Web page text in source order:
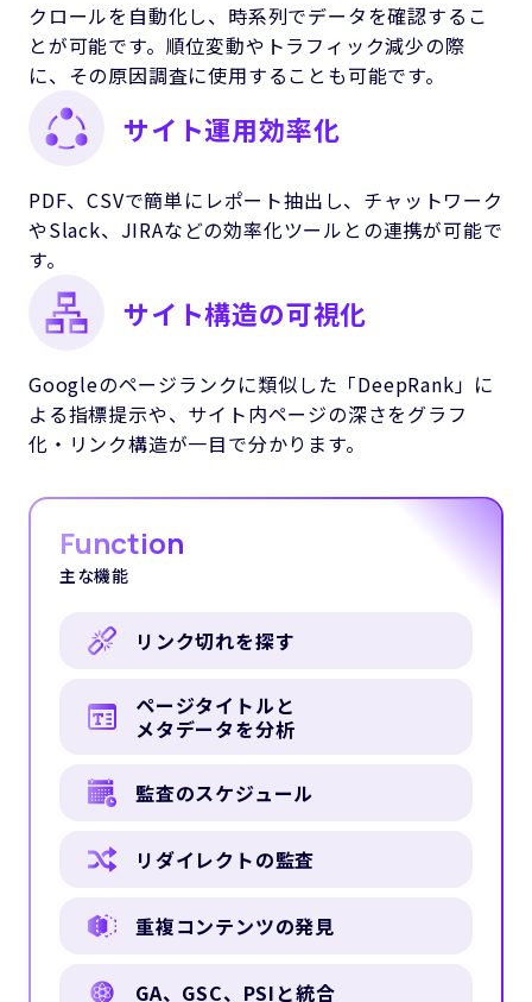
クロールを自動化し、時系列でデータを確認するこ
とが可能です。順位変動やトラフィック減少の際
に、その原因調査に使用することも可能です。
サイト運用効率化
PDF、CSVで簡単にレポート抽出し、チャットワーク
やSlack、JIRAなどの効率化ツールとの連携が可能で
す。
サイト構造の可視化
Googleのページランクに類似した「DeepRank」に
よる指標提示や、サイト内ページの深さをグラフ
化・リンク構造が一目で分かります。
Function
主な機能
リンク切れを探す
ページタイトルと
メタデータを分析
監査のスケジュール
リダイレクトの監査
重複コンテンツの発見
GA、GSC、PSIと統合